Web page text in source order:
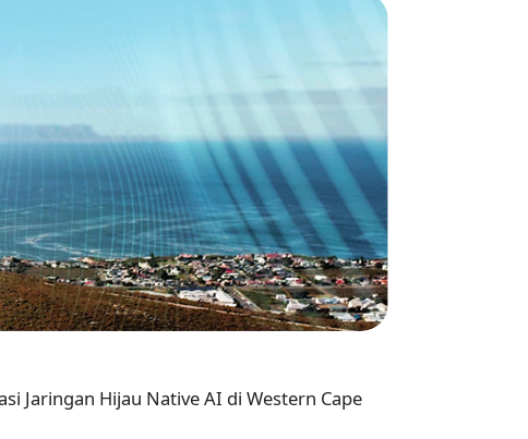
Jaringan Hijau Native AI di Western Cape